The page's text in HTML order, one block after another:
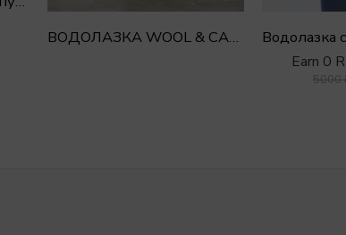
ВОДОЛАЗКА WOOL & CASHMERE
Earn 0
5000